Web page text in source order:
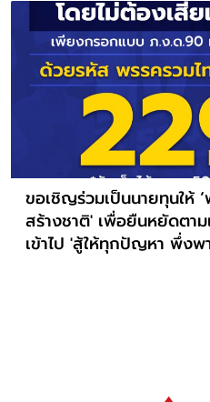
ขอเชิญร่วมเป็นนายทุนให้
สร้างชาติ' เพื่อยืนหยัดตา
เข้าไป 'สู้ให้ทุกปัญหา พึ่งพ